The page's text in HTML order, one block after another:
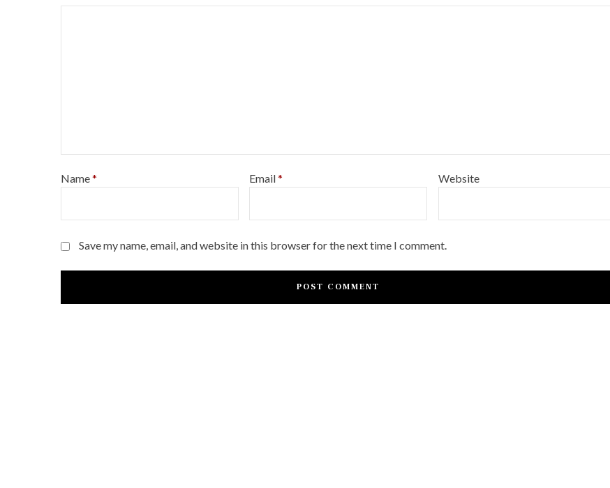
Name* Email* Website
Save my name, email, and website in this browser for the next time I comment.